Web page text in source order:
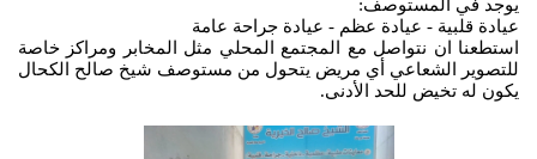
يوجد في المستوصف:
عيادة قلبية - عيادة عظم - عيادة جراحة عامة
استطعنا ان نتواصل مع المجتمع المحلي مثل المخابر ومراكز خاصة
للتصوير الشعاعي أي مريض يتحول من مستوصف شيخ صالح الكحال
يكون له تخيض للحد الأدنى.